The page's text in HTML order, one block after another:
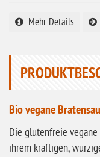
ohne Vanille
glutenfrei
Mehr Details
Bio vegane
Die glutenfreie
ihrem kräftigen,